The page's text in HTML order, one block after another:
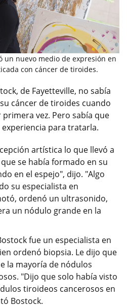
un nuevo medio de expresión en
con cáncer de tiroides.
de Fayetteville, no sabía
cáncer de tiroides cuando
vez. Pero sabía que
para tratarla.
artística lo que llevó a
se había formado en su
en el espejo", dijo. "Algo
su especialista en
ordenó un ultrasonido,
un nódulo grande en la
fue un especialista en
ordenó biopsia. Le dijo que
la mayoría de nódulos
"Dijo que solo había visto
tiroideos cancerosos en
Bostock.